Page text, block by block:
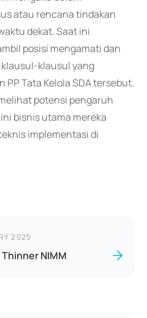
atau rencana tindakan
dekat. Saat ini
posisi mengamati dan
klausul yang
Tata Kelola SDA tersebut.
potensi pengaruh
bisnis utama mereka
implementasi di
2025
NIMM